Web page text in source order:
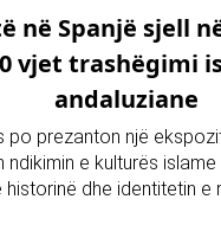
në Spanjë sjell
vjet trashëgimi
andaluziane
po prezanton një
ndikimin e kulturës
historinë dhe identitetin e